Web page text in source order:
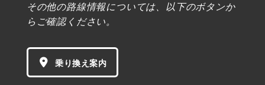
その他の路線情報については、以下のボタンか
らご確認ください。
乗り換え案内